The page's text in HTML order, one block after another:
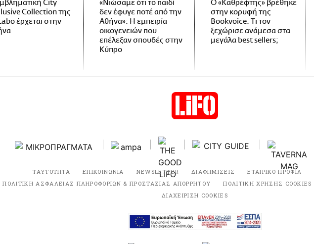
City
Collection της
έρχεται στην
«Νιώσαμε ότι το παιδί
δεν έφυγε ποτέ από την
Αθήνα»: Η εμπειρία
οικογενειών που
επέλεξαν σπουδές στην
Κύπρο
Ο «Καθρέφτης» βρέθηκε
στην κορυφή της
Bookvoice. Τι τον
ξεχώρισε ανάμεσα στα
μεγάλα best sellers;
ΤΑΥΤΟΤΗΤΑ ΕΠΙΚΟΙΝΩΝΙΑ NEWSLETTER ΔΙΑΦΗΜΙΣΕΙΣ ΕΤΑΙΡΙΚΟ ΠΡΟΦΙΛ
ΠΟΛΙΤΙΚΗ ΑΣΦΑΛΕΙΑΣ ΠΛΗΡΟΦΟΡΙΩΝ & ΠΡΟΣΤΑΣΙΑΣ ΑΠΟΡΡΗΤΟΥ
ΠΟΛΙΤΙΚΗ ΧΡΗΣΗΣ COOKIES
ΔΙΑΧΕΙΡΙΣΗ COOKIES